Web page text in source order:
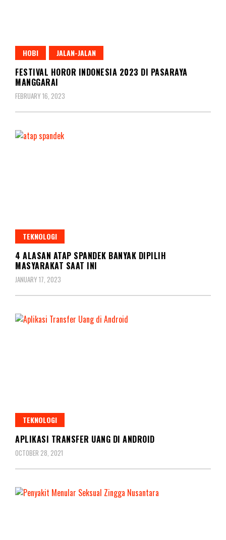
HOBI JALAN-JALAN
FESTIVAL HOROR INDONESIA 2023 DI PASARAYA
MANGGARAI
FEBRUARY 16, 2023
TEKNOLOGI
4 ALASAN ATAP SPANDEK BANYAK DIPILIH
MASYARAKAT SAAT INI
JANUARY 17, 2023
TEKNOLOGI
APLIKASI TRANSFER UANG DI ANDROID
OCTOBER 28, 2021